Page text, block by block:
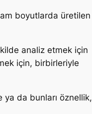
boyutlarda üretilen
analiz etmek için
için, birbirleriyle
ya da bunları öznellik,